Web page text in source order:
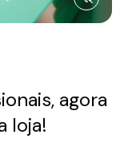
agora
loja!